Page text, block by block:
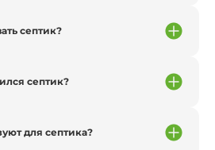
септик?
септик?
для септика?